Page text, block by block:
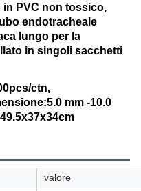
in PVC non tossico,
endotracheale
lungo per la
in singoli sacchetti
ctn,
mm -10.0
valore